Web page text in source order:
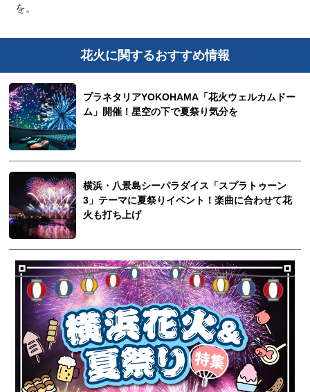
を。
花火に関するおすすめ情報
プラネタリアYOKOHAMA「花火ウェルカムドー
ム」開催！星空の下で夏祭り気分を
横浜・八景島シーパラダイス「スプラトゥーン
3」テーマに夏祭りイベント！楽曲に合わせて花
火も打ち上げ